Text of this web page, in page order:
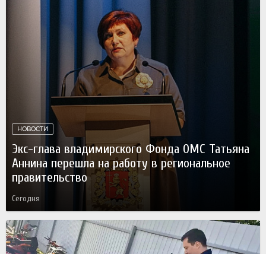
НОВОСТИ
Экс-глава владимирского Фонда ОМС Татьяна
Аннина перешла на работу в региональное
правительство
Сегодня